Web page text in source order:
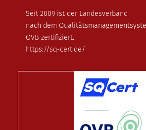
Seit 2009 ist der Landesverband
nach dem
QVB zertifiziert.
https://sq-cert.de/